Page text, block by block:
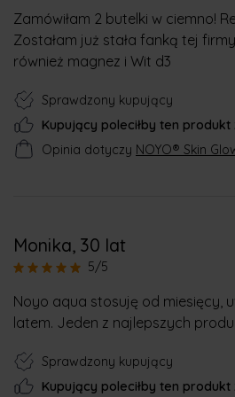
Zamówiłam 2 butelki w ciemno!
Zostałam już stała fanką tej
również magnez i Wit d3
Sprawdzony kupujący
Kupujący poleciłby ten produkt
Opinia dotyczy NOYO® Skin
Monika, 30 lat
5/5
Noyo aqua stosuję od miesięcy,
latem. Jeden z najlepszych
Sprawdzony kupujący
Kupujący poleciłby ten produkt